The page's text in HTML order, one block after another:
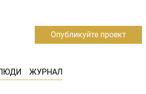
ЖУРНАЛ
Опубликуйте проект